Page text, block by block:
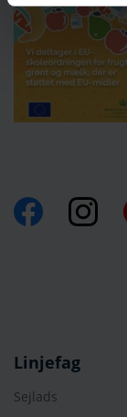
Linjefag
Sejlads